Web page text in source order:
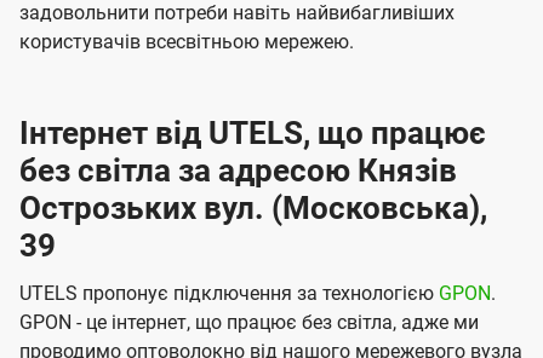
задовольнити потреби навіть найвибагливіших
користувачів всесвітньою мережею.
Інтернет від UTELS, що працює
без світла за адресою Князів
Острозьких вул. (Московська),
39
UTELS пропонує підключення за технологією GPON.
GPON - це інтернет, що працює без світла, адже ми
проводимо оптоволокно від нашого мережевого вузла